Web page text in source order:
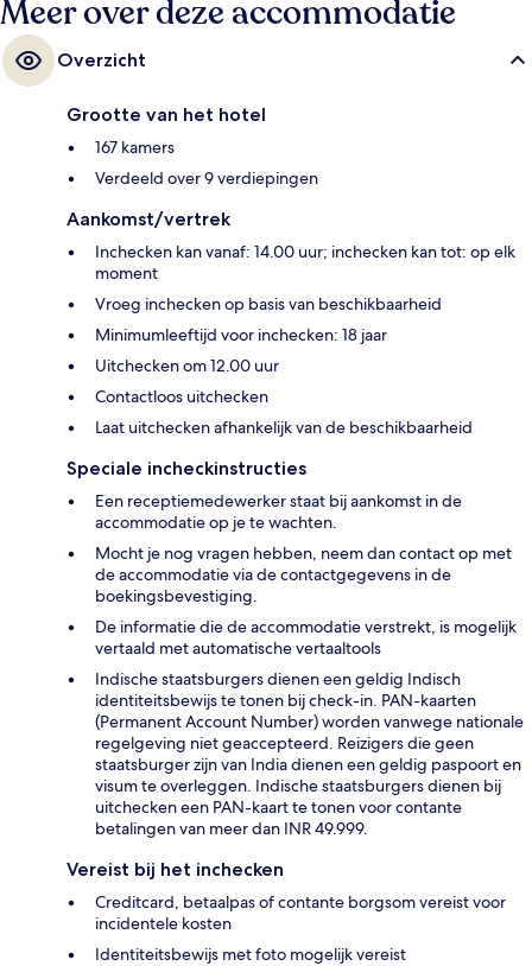
Meer over deze accommodatie
Overzicht
Grootte van het hotel
167 kamers
Verdeeld over 9 verdiepingen
Aankomst/vertrek
Inchecken kan vanaf: 14.00 uur; inchecken kan tot: op elk
moment
Vroeg inchecken op basis van beschikbaarheid
Minimumleeftijd voor inchecken: 18 jaar
Uitchecken om 12.00 uur
Contactloos uitchecken
Laat uitchecken afhankelijk van de beschikbaarheid
Speciale incheckinstructies
Een receptiemedewerker staat bij aankomst in de
accommodatie op je te wachten.
Mocht je nog vragen hebben, neem dan contact op met
de accommodatie via de contactgegevens in de
boekingsbevestiging.
De informatie die de accommodatie verstrekt, is mogelijk
vertaald met automatische vertaaltools
Indische staatsburgers dienen een geldig Indisch
identiteitsbewijs te tonen bij check-in. PAN-kaarten
(Permanent Account Number) worden vanwege nationale
regelgeving niet geaccepteerd. Reizigers die geen
staatsburger zijn van India dienen een geldig paspoort en
visum te overleggen. Indische staatsburgers dienen bij
uitchecken een PAN-kaart te tonen voor contante
betalingen van meer dan INR 49.999.
Vereist bij het inchecken
Creditcard, betaalpas of contante borgsom vereist voor
incidentele kosten
Identiteitsbewijs met foto mogelijk vereist